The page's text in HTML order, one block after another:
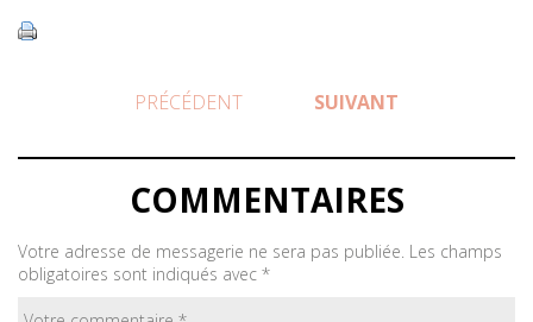
PRÉCÉDENT SUIVANT
COMMENTAIRES
Votre adresse de messagerie ne sera pas publiée. Les champs
obligatoires sont indiqués avec *